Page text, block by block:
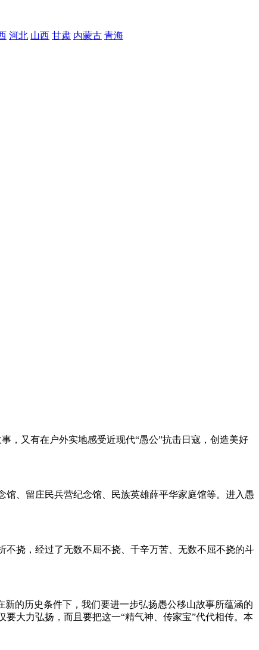
河北 山西 甘肃 内蒙古 青海
，又有在户外实地感受近现代“愚公”抗击日寇，创造美好
馆、留庄民兵营纪念馆、民族英雄薛平华家庭馆等。进入愚
挠，经过了无数不屈不挠、千辛万苦、无数不屈不挠的斗
的历史条件下，我们要进一步弘扬愚公移山故事所蕴涵的
大力弘扬，而且要把这一“精气神、传家宝”代代相传。本